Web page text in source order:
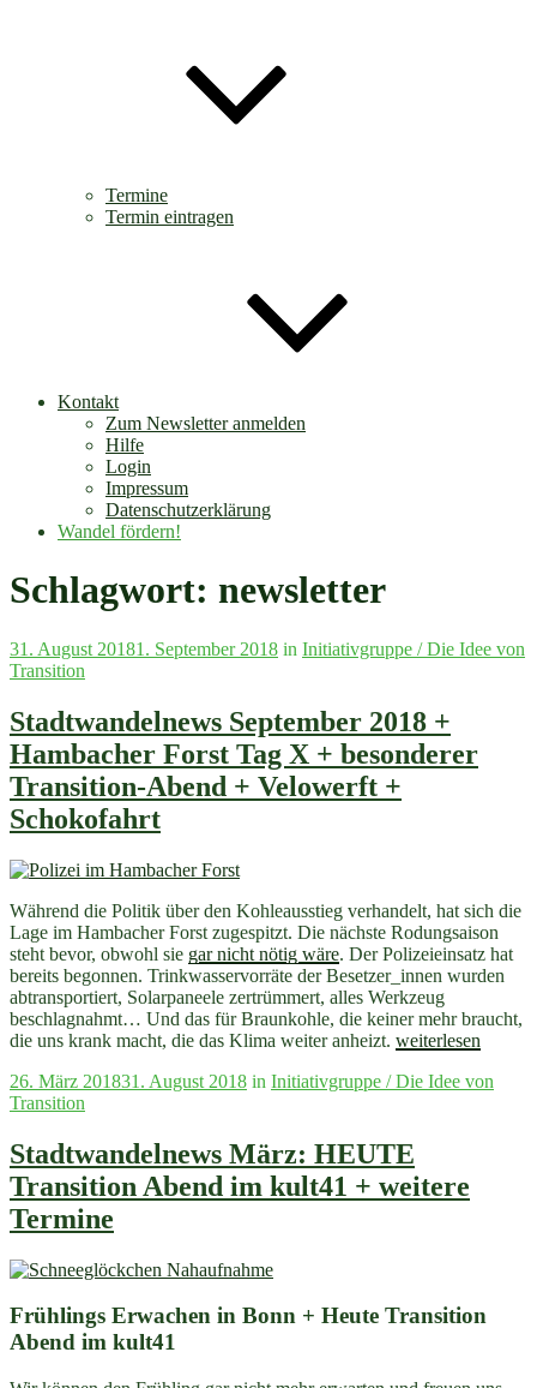
Termine
Termin eintragen
Kontakt
Zum Newsletter anmelden
Hilfe
Login
Impressum
Datenschutzerklärung
Wandel fördern!
Schlagwort: newsletter
Veröffentlicht
am
31. August 20181. September 2018 in Initiativgruppe / Die Idee von
Transition
Stadtwandelnews September 2018 +
Hambacher Forst Tag X + besonderer
Transition-Abend + Velowerft +
Schokofahrt
Während die Politik über den Kohleausstieg verhandelt, hat sich die
Lage im Hambacher Forst zugespitzt. Die nächste Rodungsaison
steht bevor, obwohl sie gar nicht nötig wäre. Der Polizeieinsatz hat
bereits begonnen. Trinkwasservorräte der Besetzer_innen wurden
abtransportiert, Solarpaneele zertrümmert, alles Werkzeug
beschlagnahmt… Und das für Braunkohle, die keiner mehr braucht,
die uns krank macht, die das Klima weiter anheizt. „Stadtwandelnews
2018
Forst
Tag
X
Velowerft
weiterlesen
Veröffentlicht
am
26. März 201831. August 2018 in Initiativgruppe / Die Idee von
Transition
Stadtwandelnews März: HEUTE
Transition Abend im kult41 + weitere
Termine
Frühlings Erwachen in Bonn + Heute Transition
Abend im kult41